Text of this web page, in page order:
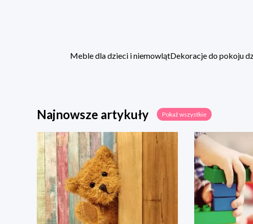
Meble dla dzieci i niemowlątDekoracje do pokoju
Najnowsze artykuły Pokaż wszystkie